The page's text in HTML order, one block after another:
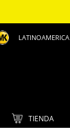
LATINOAMERICA
TIENDA